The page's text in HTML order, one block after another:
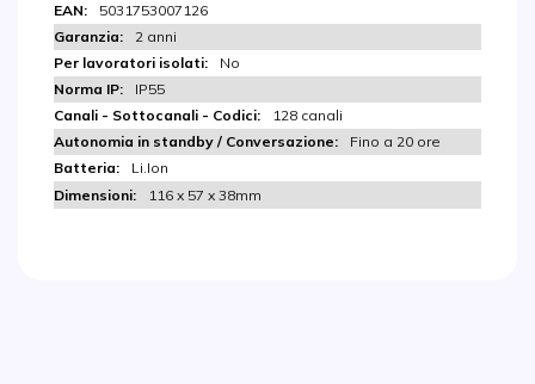
5031753007126
2 anni
No
IP55
128 canali
Fino a 20 ore
Li.Ion
116 x 57 x 38mm